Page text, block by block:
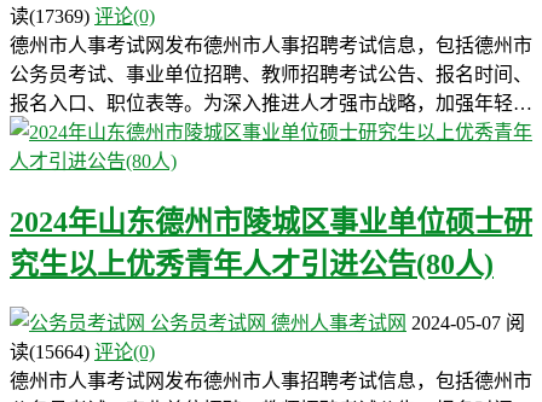
读(17369) 评论(0)
德州市人事考试网发布德州市人事招聘考试信息，包括德州市
公务员考试、事业单位招聘、教师招聘考试公告、报名时间、
报名入口、职位表等。为深入推进人才强市战略，加强年轻…
2024年山东德州市陵城区事业单位硕士研
究生以上优秀青年人才引进公告(80人)
公务员考试网 德州人事考试网 2024-05-07 阅
读(15664) 评论(0)
德州市人事考试网发布德州市人事招聘考试信息，包括德州市